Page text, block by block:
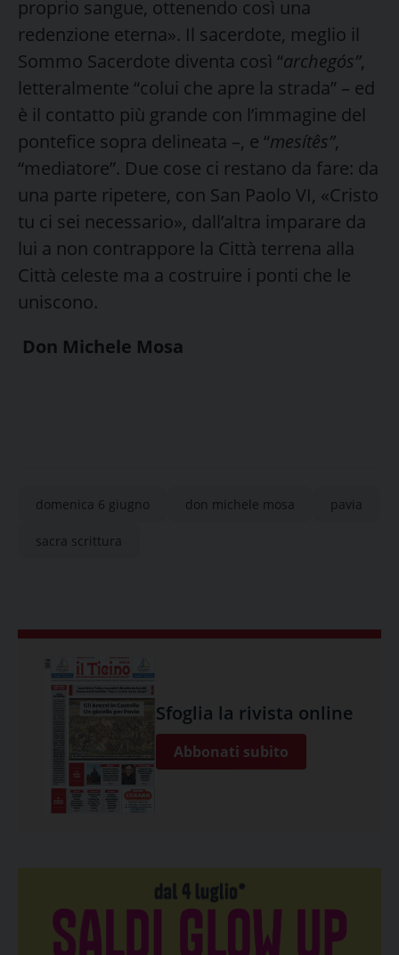
proprio sangue, ottenendo così una
redenzione eterna». Il sacerdote, meglio il
Sommo Sacerdote diventa così “archegós”,
letteralmente “colui che apre la strada” – ed
è il contatto più grande con l’immagine del
pontefice sopra delineata –, e “mesítês”,
“mediatore”. Due cose ci restano da fare: da
una parte ripetere, con San Paolo VI, «Cristo
tu ci sei necessario», dall’altra imparare da
lui a non contrappore la Città terrena alla
Città celeste ma a costruire i ponti che le
uniscono.
Don Michele Mosa
domenica 6 giugno don michele mosa pavia
sacra scrittura
Sfoglia la rivista online
Abbonati subito